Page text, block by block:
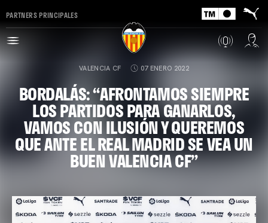
PARTNERS PRINCIPALES
VALENCIA CF 07 ENERO 2022
BORDALÁS: “AFRONTAMOS SIEMPRE
LOS PARTIDOS PARA GANARLOS,
VAMOS CON ILUSIÓN Y QUEREMOS
QUE ANTE EL REAL MADRID SE VEA UN
BUEN VALENCIA CF”